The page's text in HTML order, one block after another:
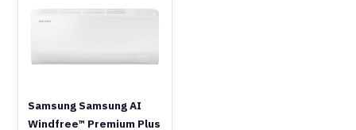
Samsung Samsung AI
Windfree™ Premium Plus